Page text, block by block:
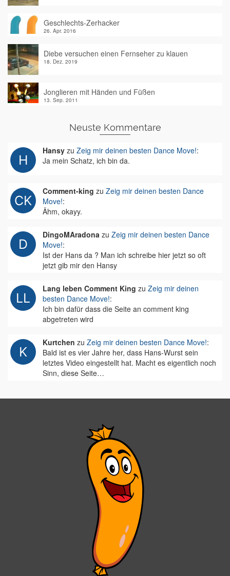
Geschlechts-Zerhacker
26. Apr. 2016
Diebe versuchen einen Fernseher zu klauen
18. Dez. 2019
Jonglieren mit Händen und Füßen
13. Sep. 2011
Neuste Kommentare
Hansy zu Zeig mir deinen besten Dance Move!:
Ja mein Schatz, ich bin da.
Comment-king zu Zeig mir deinen besten Dance
Move!:
Ähm, okayy.
DingoMAradona zu Zeig mir deinen besten Dance
Move!:
Ist der Hans da ? Man ich schreibe hier jetzt so oft
jetzt gib mir den Hansy
Lang leben Comment King zu Zeig mir deinen
besten Dance Move!:
Ich bin dafür dass die Seite an comment king
abgetreten wird
Kurtchen zu Zeig mir deinen besten Dance Move!:
Bald ist es vier Jahre her, dass Hans-Wurst sein
letztes Video eingestellt hat. Macht es eigentlich noch
Sinn, diese Seite…